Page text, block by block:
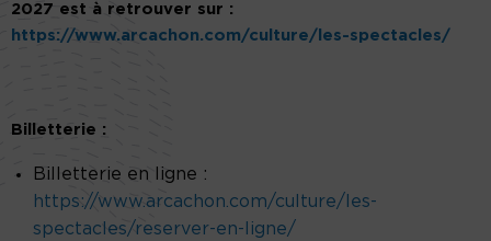
2027 est à retrouver sur :
https://www.arcachon.com/culture/les-spectacles/
Billetterie :
Billetterie en ligne :
https://www.arcachon.com/culture/les-
spectacles/reserver-en-ligne/